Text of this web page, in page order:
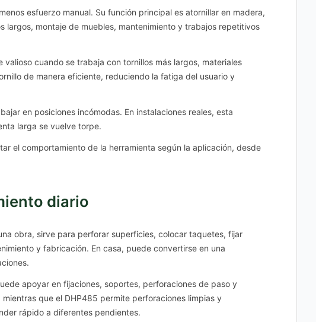
esfuerzo manual. Su función principal es atornillar en madera,
montaje de muebles, mantenimiento y trabajos repetitivos
cuando se trabaja con tornillos más largos, materiales
de manera eficiente, reduciendo la fatiga del usuario y
en posiciones incómodas. En instalaciones reales, esta
larga se vuelve torpe.
el comportamiento de la herramienta según la aplicación, desde
diario
obra, sirve para perforar superficies, colocar taquetes, fijar
y fabricación. En casa, puede convertirse en una
apoyar en fijaciones, soportes, perforaciones de paso y
que el DHP485 permite perforaciones limpias y
rápido a diferentes pendientes.